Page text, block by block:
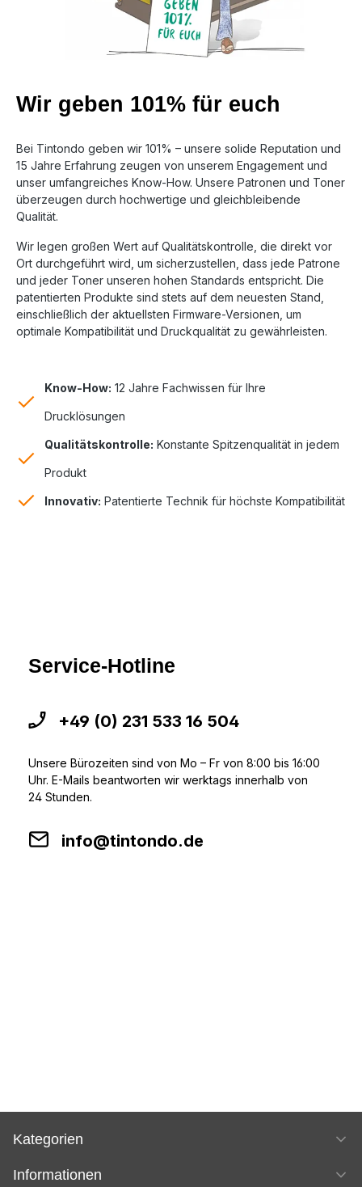
Wir geben 101% für euch
Bei Tintondo geben wir 101% – unsere solide Reputation und
15 Jahre Erfahrung zeugen von unserem Engagement und
unser umfangreiches Know-How. Unsere Patronen und Toner
überzeugen durch hochwertige und gleichbleibende
Qualität.
Wir legen großen Wert auf Qualitätskontrolle, die direkt vor
Ort durchgeführt wird, um sicherzustellen, dass jede Patrone
und jeder Toner unseren hohen Standards entspricht. Die
patentierten Produkte sind stets auf dem neuesten Stand,
einschließlich der aktuellsten Firmware-Versionen, um
optimale Kompatibilität und Druckqualität zu gewährleisten.
Know-How: 12 Jahre Fachwissen für Ihre
Drucklösungen
Qualitätskontrolle: Konstante Spitzenqualität in jedem
Produkt
Innovativ: Patentierte Technik für höchste Kompatibilität
Service-Hotline
+49 (0) 231 533 16 504
Unsere Bürozeiten sind von Mo – Fr von 8:00 bis 16:00
Uhr. E-Mails beantworten wir werktags innerhalb von
24 Stunden.
info@tintondo.de
Kategorien
Informationen